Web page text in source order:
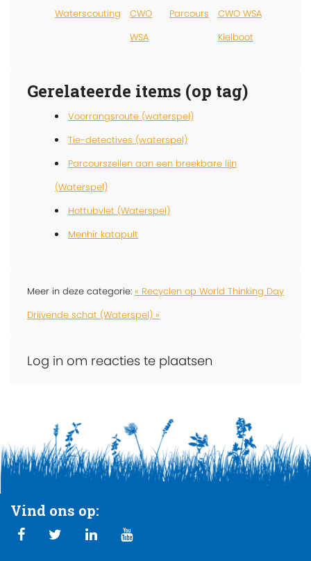
Waterscouting
CWO
WSA
Parcours
CWO WSA
Kielboot
Gerelateerde items (op tag)
Voorrangsroute (waterspel)
Tie-detectives (waterspel)
Parcourszeilen aan een breekbare lijn
(Waterspel)
Hottubvlet (Waterspel)
Menhir katapult
Meer in deze categorie: « Recyclen op World Thinking Day
Drijvende schat (Waterspel) »
Log in om reacties te plaatsen
Vind ons op: